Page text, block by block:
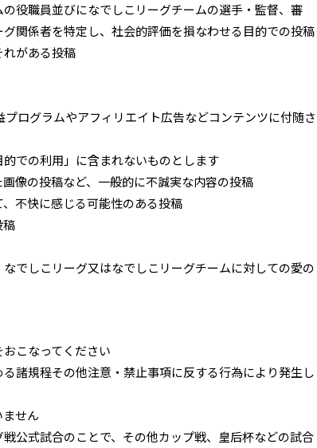
役職員並びになでしこリーグチームの選手・監督、審
関係者を特定し、社会的評価を損なわせる目的での投稿
れがある投稿
ログラムやアフィリエイト広告などコンテンツに付随さ
での利用」に含まれないものとします
像の投稿など、一般的に不誠実な内容の投稿
不快に感じる可能性のある投稿
稿
でしこリーグ又はなでしこリーグチームに対しての愛の
こなってください
諸規程その他注意・禁止事項に反する行為により発生し
ません
公式試合のことで、その他カップ戦、皇后杯などの試合